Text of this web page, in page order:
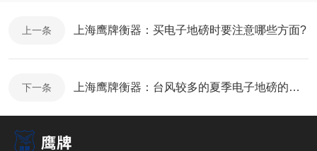
上一条 上海鹰牌衡器：买电子地磅时要注意哪些方面?
下一条 上海鹰牌衡器：台风较多的夏季电子地磅的使用和维护